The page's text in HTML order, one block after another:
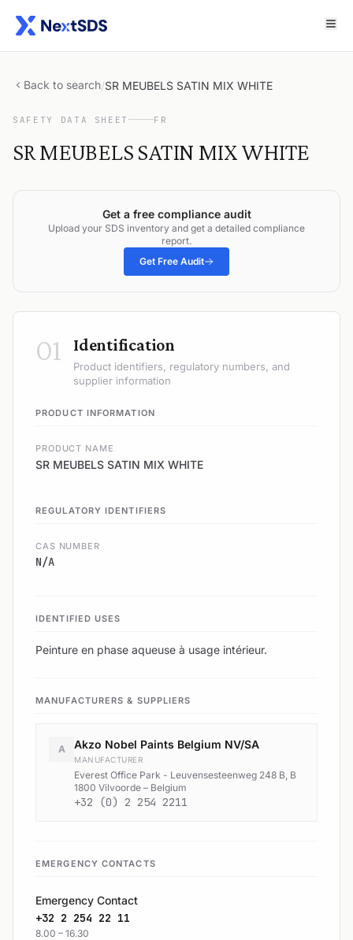
Back to search/SR MEUBELS SATIN MIX WHITE
SAFETY DATA SHEET FR
SR MEUBELS SATIN MIX WHITE
Get a free compliance audit
Upload your SDS inventory and get a detailed compliance
report.
Get Free Audit
01 Identification
Product identifiers, regulatory numbers, and
supplier information
PRODUCT INFORMATION
PRODUCT NAME
SR MEUBELS SATIN MIX WHITE
REGULATORY IDENTIFIERS
CAS NUMBER
N/A
IDENTIFIED USES
Peinture en phase aqueuse à usage intérieur.
MANUFACTURERS & SUPPLIERS
A Akzo Nobel Paints Belgium NV/SA
MANUFACTURER
Everest Office Park - Leuvensesteenweg 248 B, B
1800 Vilvoorde – Belgium
+32 (0) 2 254 2211
EMERGENCY CONTACTS
Emergency Contact
+32 2 254 22 11
8.00 – 16.30